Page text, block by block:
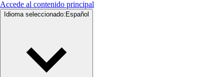
Accede al contenido principal
Idioma seleccionado: Español